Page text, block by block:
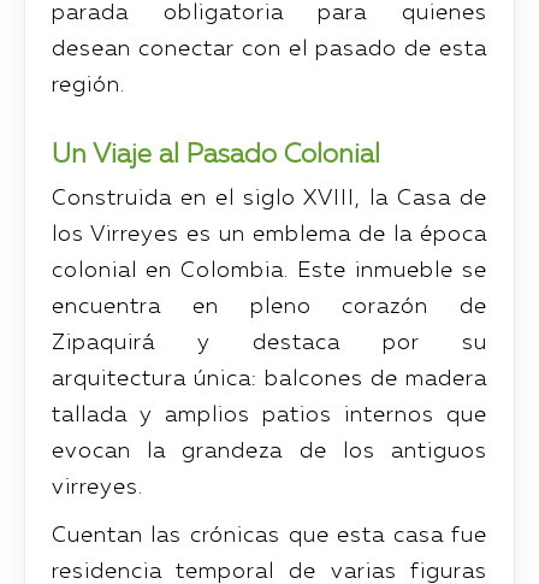
parada obligatoria para quienes
desean conectar con el pasado de esta
región.
Un Viaje al Pasado Colonial
Construida en el siglo XVIII, la Casa de
los Virreyes es un emblema de la época
colonial en Colombia. Este inmueble se
encuentra en pleno corazón de
Zipaquirá y destaca por su
arquitectura única: balcones de madera
tallada y amplios patios internos que
evocan la grandeza de los antiguos
virreyes.
Cuentan las crónicas que esta casa fue
residencia temporal de varias figuras